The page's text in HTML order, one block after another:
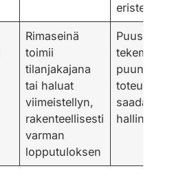
eristeellä
Rimaseinä
toimii
tilanjakajana
tai haluat
viimeistellyn,
rakenteellisesti
varman
lopputuloksen
Puusepän
tekemänä
puun laatu
toteutustapa
saadaan
hallintaan